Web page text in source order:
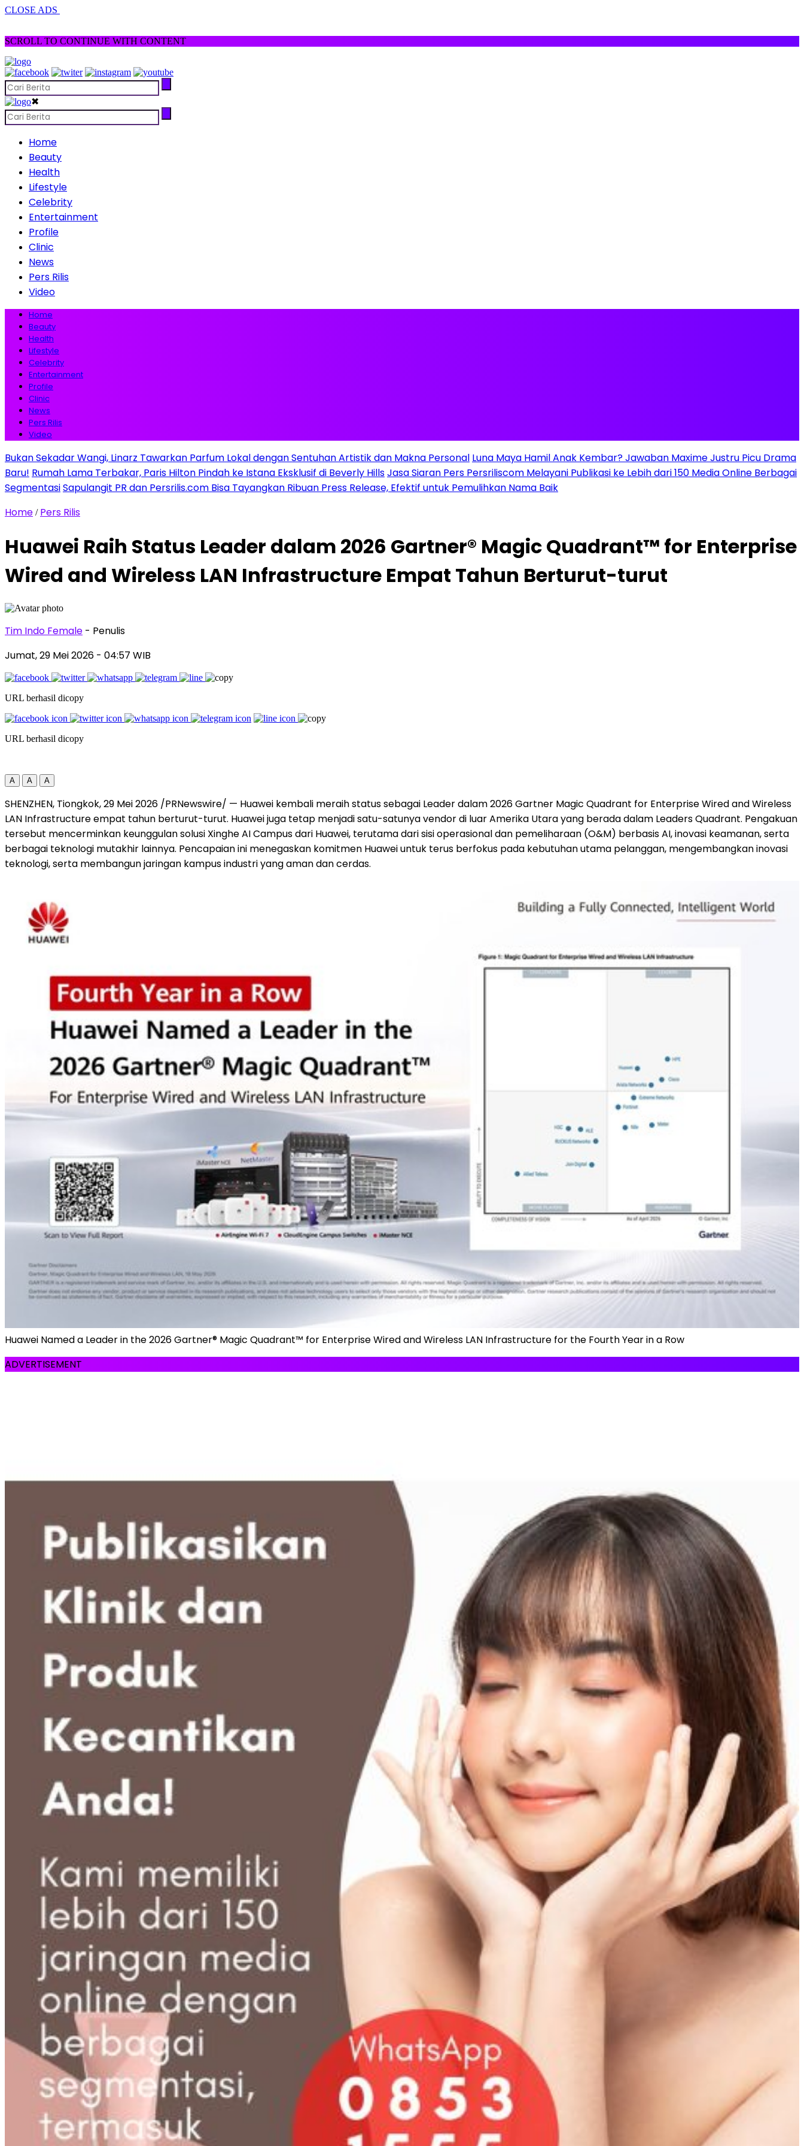
CLOSE ADS
SCROLL TO CONTINUE WITH CONTENT
✖
Home
Beauty
Health
Lifestyle
Celebrity
Entertainment
Profile
Clinic
News
Pers Rilis
Video
Home
Beauty
Health
Lifestyle
Celebrity
Entertainment
Profile
Clinic
News
Pers Rilis
Video
Bukan Sekadar Wangi, Linarz Tawarkan Parfum Lokal dengan Sentuhan Artistik dan Makna Personal Luna Maya Hamil Anak Kembar? Jawaban Maxime Justru Picu Drama
Baru! Rumah Lama Terbakar, Paris Hilton Pindah ke Istana Eksklusif di Beverly HillsJasa Siaran Pers Persriliscom Melayani Publikasi ke Lebih dari 150 Media Online Berbagai
SegmentasiSapulangit PR dan Persrilis.com Bisa Tayangkan Ribuan Press Release, Efektif untuk Pemulihkan Nama Baik
Home / Pers Rilis
Huawei Raih Status Leader dalam 2026 Gartner® Magic Quadrant™ for Enterprise
Wired and Wireless LAN Infrastructure Empat Tahun Berturut-turut
Tim Indo Female - Penulis
Jumat, 29 Mei 2026 - 04:57 WIB
URL berhasil dicopy
URL berhasil dicopy
A A A
SHENZHEN, Tiongkok, 29 Mei 2026 /PRNewswire/ — Huawei kembali meraih status sebagai Leader dalam 2026 Gartner Magic Quadrant for Enterprise Wired and Wireless
LAN Infrastructure empat tahun berturut-turut. Huawei juga tetap menjadi satu-satunya vendor di luar Amerika Utara yang berada dalam Leaders Quadrant. Pengakuan
tersebut mencerminkan keunggulan solusi Xinghe AI Campus dari Huawei, terutama dari sisi operasional dan pemeliharaan (O&M) berbasis AI, inovasi keamanan, serta
berbagai teknologi mutakhir lainnya. Pencapaian ini menegaskan komitmen Huawei untuk terus berfokus pada kebutuhan utama pelanggan, mengembangkan inovasi
teknologi, serta membangun jaringan kampus industri yang aman dan cerdas.
Huawei Named a Leader in the 2026 Gartner® Magic Quadrant™ for Enterprise Wired and Wireless LAN Infrastructure for the Fourth Year in a Row
ADVERTISEMENT